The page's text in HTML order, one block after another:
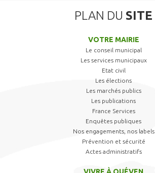
PLAN DU SITE
VOTRE MAIRIE
Le conseil municipal
Les services municipaux
Etat civil
Les élections
Les marchés publics
Les publications
France Services
Enquêtes publiques
Nos engagements, nos labels
Prévention et sécurité
Actes administratifs